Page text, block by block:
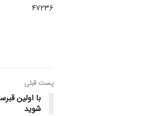
۴۷۲۳۶
پست قبلی
با اولین
شوید